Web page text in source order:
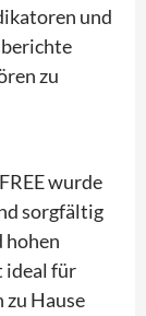
und
zu
wurde
sorgfältig
hohen
ideal für
Hause